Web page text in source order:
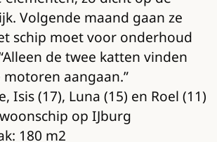
Volgende maand gaan ze
schip moet voor onderhoud
de twee katten vinden
aangaan.”
Isis (17), Luna (15) en Roel (11)
op IJburg
180 m2